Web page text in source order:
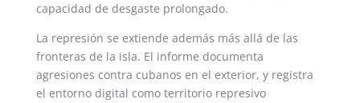
capacidad de desgaste prolongado.
La represión se extiende además más allá de las
fronteras de la isla. El informe documenta
agresiones contra cubanos en el exterior, y registra
el entorno digital como territorio represivo